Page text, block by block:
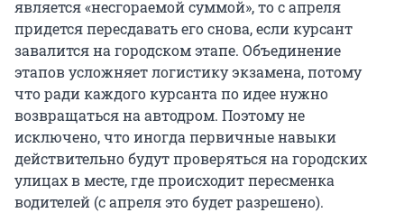
является «несгораемой суммой», то с апреля
придется пересдавать его снова, если курсант
завалится на городском этапе. Объединение
этапов усложняет логистику экзамена, потому
что ради каждого курсанта по идее нужно
возвращаться на автодром. Поэтому не
исключено, что иногда первичные навыки
действительно будут проверяться на городских
улицах в месте, где происходит пересменка
водителей (с апреля это будет разрешено).